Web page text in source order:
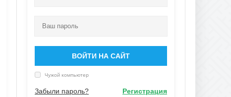
ВОЙТИ НА САЙТ
Чужой компьютер
Забыли пароль? Регистрация